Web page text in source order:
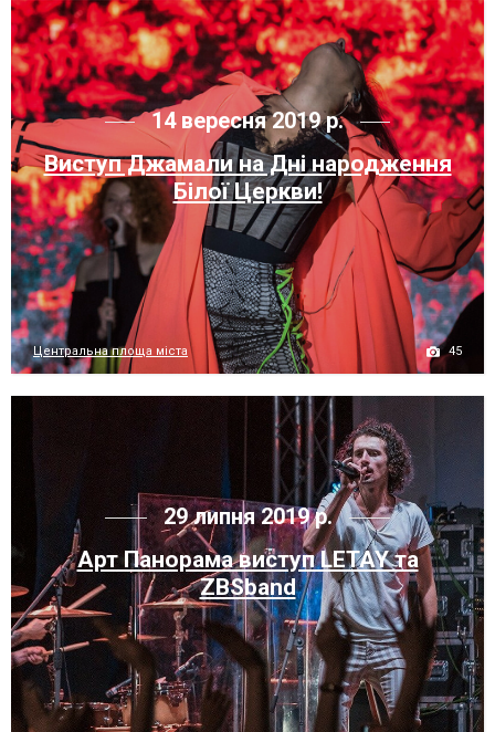
14 вересня 2019 р.
Виступ Джамали на Дні народження
Білої Церкви!
Центральна площа міста 45
29 липня 2019 р.
Арт Панорама виступ LETAY та
ZBSband